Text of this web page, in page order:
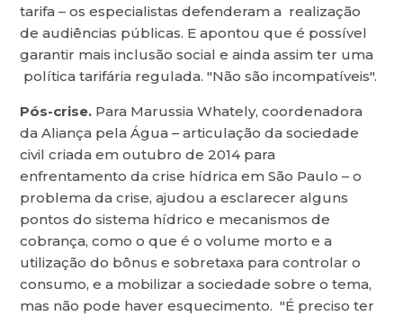
tarifa – os especialistas defenderam a realização
de audiências públicas. E apontou que é possível
garantir mais inclusão social e ainda assim ter uma
política tarifária regulada. "Não são incompatíveis".
Pós-crise. Para Marussia Whately, coordenadora
da Aliança pela Água – articulação da sociedade
civil criada em outubro de 2014 para
enfrentamento da crise hídrica em São Paulo – o
problema da crise, ajudou a esclarecer alguns
pontos do sistema hídrico e mecanismos de
cobrança, como o que é o volume morto e a
utilização do bônus e sobretaxa para controlar o
consumo, e a mobilizar a sociedade sobre o tema,
mas não pode haver esquecimento. "É preciso ter